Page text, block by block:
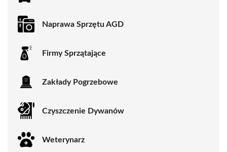
Naprawa Sprzętu AGD
Firmy Sprzątające
Zakłady Pogrzebowe
Czyszczenie Dywanów
Weterynarz